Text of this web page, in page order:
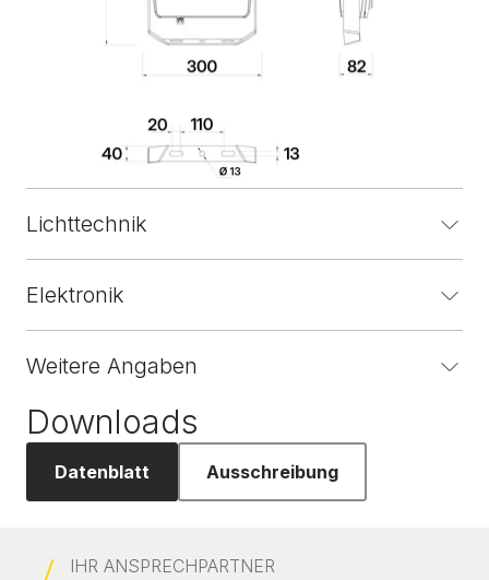
Lichttechnik
Elektronik
Weitere Angaben
Downloads
Datenblatt Ausschreibung
IHR ANSPRECHPARTNER